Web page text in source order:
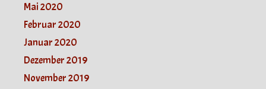
Mai 2020
Februar 2020
Januar 2020
Dezember 2019
November 2019